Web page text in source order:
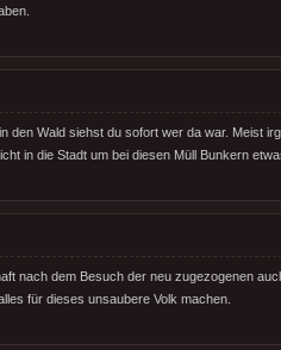
den Wald siehst du sofort wer da war. Meist
in die Stadt um bei diesen Müll Bunkern
nach dem Besuch der neu zugezogenen
für dieses unsaubere Volk machen.